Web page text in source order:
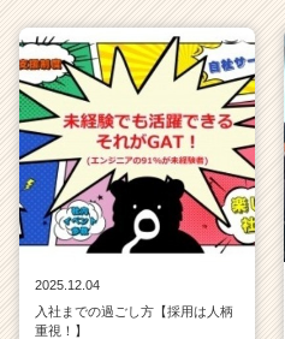
2025.12.04
入社までの過ごし方【採用は人柄
重視！】